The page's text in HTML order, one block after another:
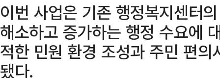
이번 사업은 기존 행정복지센터
해소하고 증가하는 행정 수요에
적한 민원 환경 조성과 주민 편
됐다.